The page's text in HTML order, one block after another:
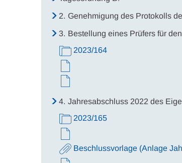
2. Genehmigung des Protokolls
3. Bestellung eines Prüfers für
2023/164
4. Jahresabschluss 2022 des
2023/165
Beschlussvorlage (Anlage